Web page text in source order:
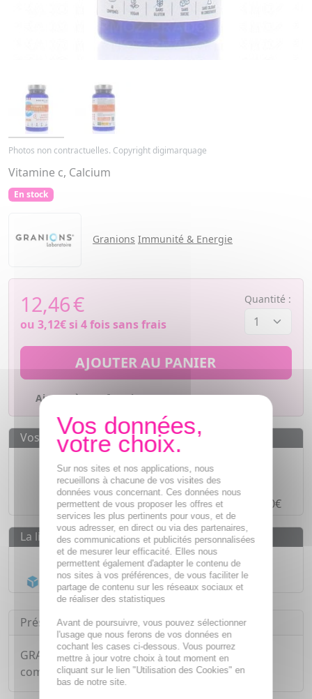
Photos non contractuelles. Copyright digimarquage
Vitamine c, Calcium
En stock
Granions Immunité & Energie
12,46€
ou 3,12€si 4 fois sans frais
Quantité :
AJOUTER AU PANIER
Ajouter à mes favoris
Vos avantages
Paiement en ligneSÉCURISÉ
Paiement en4 fois sans fraisà partir de 30€
La livraison
Livraison gratuite dès55€
Acheminement Chronoposten 24h*
Présentation
GRANIONS Vitamine C Liposomale 1000mg 60
comprimés.
Sur nos sites et nos applications, nous
recueillons à chacune de vos visites des
données vous concernant. Ces données nous
permettent de vous proposer les offres et
services les plus pertinents pour vous, et de
vous adresser, en direct ou via des partenaires,
des communications et publicités personnalisées
et de mesurer leur efficacité. Elles nous
permettent également d'adapter le contenu de
nos sites à vos préférences, de vous faciliter le
partage de contenu sur les réseaux sociaux et
de réaliser des statistiques
Avant de poursuivre, vous pouvez sélectionner
l'usage que nous ferons de vos données en
cochant les cases ci-dessous. Vous pourrez
mettre à jour votre choix à tout moment en
cliquant sur le lien "Utilisation des Cookies" en
bas de notre site.